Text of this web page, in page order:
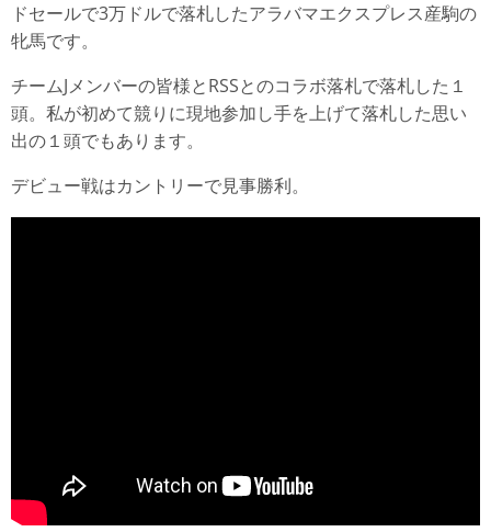
ドセールで3万ドルで落札したアラバマエクスプレス産駒の
牝馬です。
チームJメンバーの皆様とRSSとのコラボ落札で落札した１
頭。私が初めて競りに現地参加し手を上げて落札した思い
出の１頭でもあります。
デビュー戦はカントリーで見事勝利。